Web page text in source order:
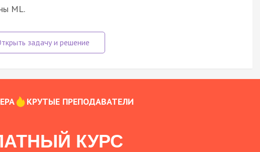
ML.
КРУТЫЕ ПРЕПОДАВАТЕЛИ
КУРС